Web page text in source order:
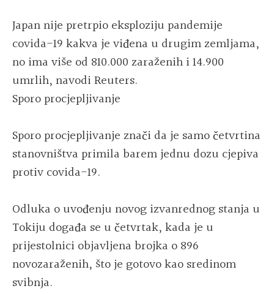
Japan nije pretrpio eksploziju pandemije
covida-19 kakva je viđena u drugim zemljama,
no ima više od 810.000 zaraženih i 14.900
umrlih, navodi Reuters.
Sporo procjepljivanje
Sporo procjepljivanje znači da je samo četvrtina
stanovništva primila barem jednu dozu cjepiva
protiv covida-19.
Odluka o uvođenju novog izvanrednog stanja u
Tokiju događa se u četvrtak, kada je u
prijestolnici objavljena brojka o 896
novozaraženih, što je gotovo kao sredinom
svibnja.